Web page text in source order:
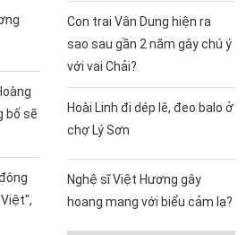
bố sẽ
Con trai Vân Dung hiện ra
sao sau gần 2 năm gây chú ý
với vai Chải?
Hoài Linh đi dép lê, đeo balo ở
chợ Lý Sơn
Nghệ sĩ Việt Hương gây
hoang mang với biểu cảm lạ?